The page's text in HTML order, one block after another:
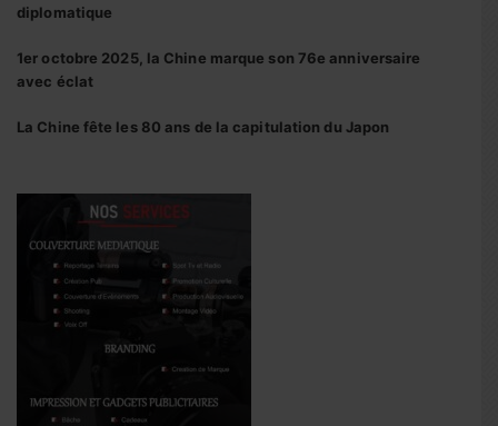
diplomatique
1er octobre 2025, la Chine marque son 76e anniversaire
avec éclat
La Chine fête les 80 ans de la capitulation du Japon